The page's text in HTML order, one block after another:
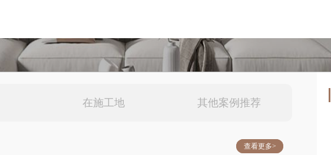
赛住宅空间类三等奖
在施工地 其他案例推荐
查看更多>